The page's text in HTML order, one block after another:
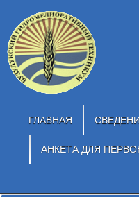
ГЛАВНАЯ
АНКЕТА ДЛЯ